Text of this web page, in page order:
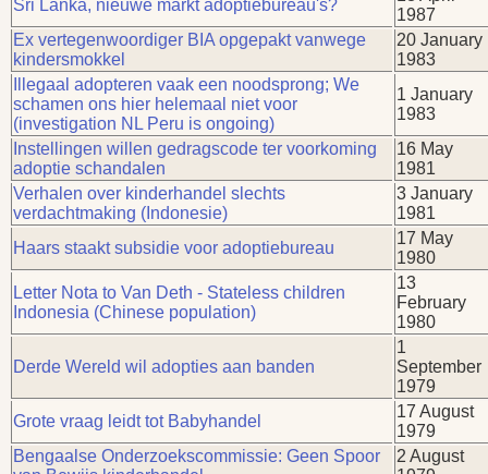
Sri Lanka, nieuwe markt adoptiebureau's?
1987
Ex vertegenwoordiger BIA opgepakt vanwege
kindersmokkel
20 January
1983
Illegaal adopteren vaak een noodsprong; We
schamen ons hier helemaal niet voor
(investigation NL Peru is ongoing)
1 January
1983
Instellingen willen gedragscode ter voorkoming
adoptie schandalen
16 May
1981
Verhalen over kinderhandel slechts
verdachtmaking (Indonesie)
3 January
1981
Haars staakt subsidie voor adoptiebureau
17 May
1980
Letter Nota to Van Deth - Stateless children
Indonesia (Chinese population)
13
February
1980
Derde Wereld wil adopties aan banden
1
September
1979
Grote vraag leidt tot Babyhandel
17 August
1979
Bengaalse Onderzoekscommissie: Geen Spoor
2 August